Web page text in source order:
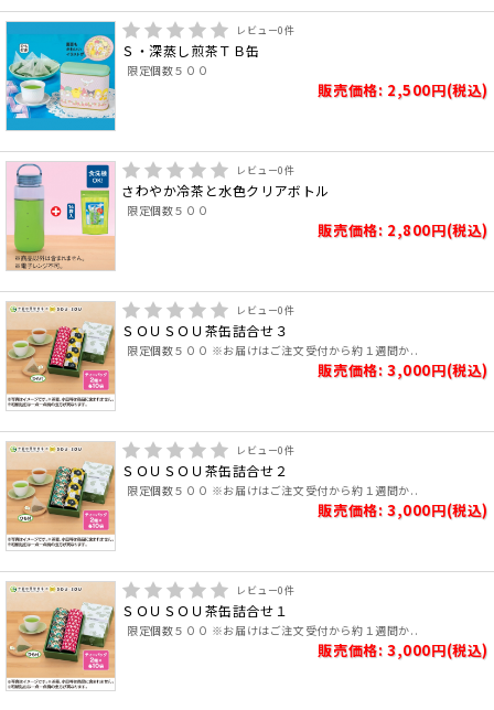
レビュー0件
Ｓ・深蒸し煎茶ＴＢ缶
限定個数５００
販売価格: 2,500円(税込)
レビュー0件
さわやか冷茶と水色クリアボトル
限定個数５００
販売価格: 2,800円(税込)
レビュー0件
ＳＯＵＳＯＵ茶缶詰合せ３
限定個数５００ ※お届けはご注文受付から約１週間か..
販売価格: 3,000円(税込)
レビュー0件
ＳＯＵＳＯＵ茶缶詰合せ２
限定個数５００ ※お届けはご注文受付から約１週間か..
販売価格: 3,000円(税込)
レビュー0件
ＳＯＵＳＯＵ茶缶詰合せ１
限定個数５００ ※お届けはご注文受付から約１週間か..
販売価格: 3,000円(税込)